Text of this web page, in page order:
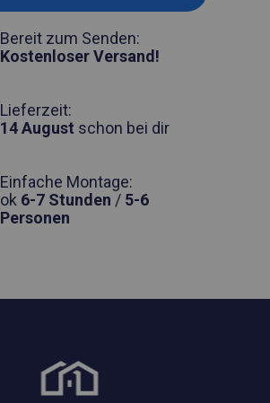
Bereit zum Senden:
Kostenloser Versand!
Lieferzeit:
14 August schon bei dir
Einfache Montage:
ok 6-7 Stunden / 5-6
Personen